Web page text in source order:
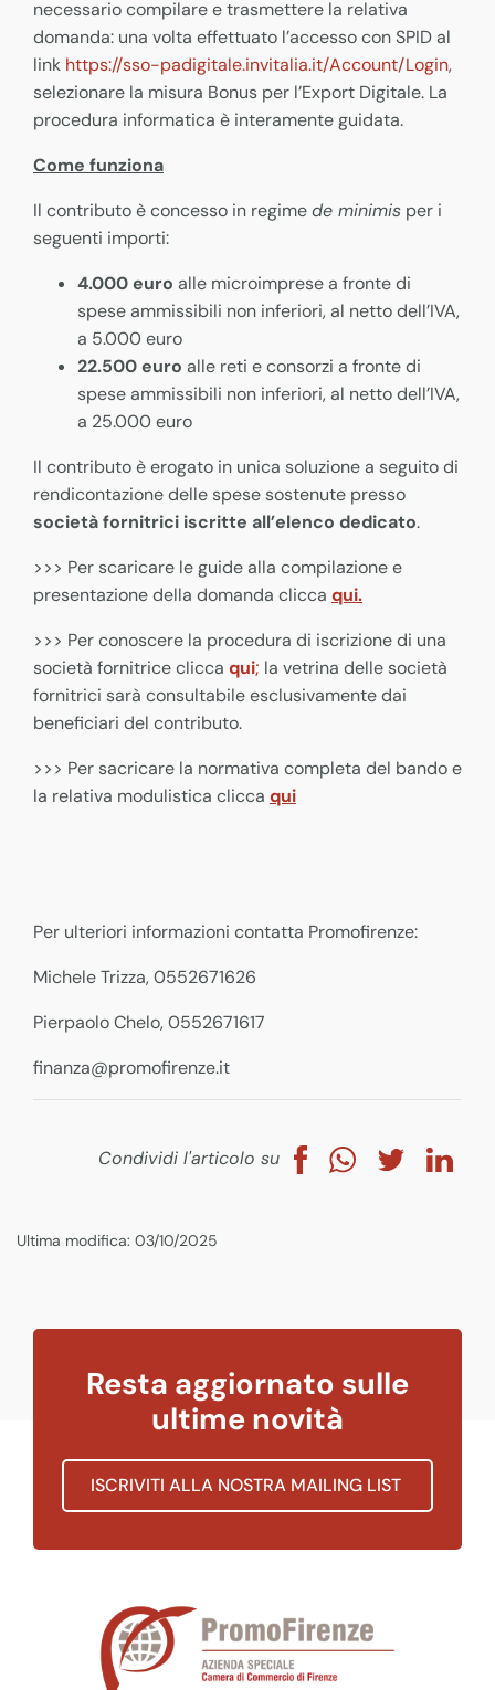
necessario compilare e trasmettere la relativa
domanda: una volta effettuato l’accesso con SPID al
link https://sso-padigitale.invitalia.it/Account/Login,
selezionare la misura Bonus per l’Export Digitale. La
procedura informatica è interamente guidata.
Come funziona
Il contributo è concesso in regimede minimis per i
seguenti importi:
4.000 euro alle microimprese a fronte di
spese ammissibili non inferiori, al netto dell’IVA,
a 5.000 euro
22.500 euro alle reti e consorzi a fronte di
spese ammissibili non inferiori, al netto dell’IVA,
a 25.000 euro
Il contributo è erogato in unica soluzione a seguito di
rendicontazione delle spese sostenute presso
società fornitrici iscritte all’elenco dedicato.
>>> Per scaricare le guide alla compilazione e
presentazione della domanda clicca qui.
>>> Per conoscere la procedura di iscrizione di una
società fornitrice clicca qui; la vetrina delle società
fornitrici sarà consultabile esclusivamente dai
beneficiari del contributo.
>>> Per sacricare la normativa completa del bando e
la relativa modulistica clicca qui
Per ulteriori informazioni contatta Promofirenze:
Michele Trizza, 0552671626
Pierpaolo Chelo, 0552671617
finanza@promofirenze.it
Condividi l'articolo su
Ultima modifica: 03/10/2025
Resta aggiornato sulle
ultime novità
ISCRIVITI ALLA NOSTRA MAILING LIST